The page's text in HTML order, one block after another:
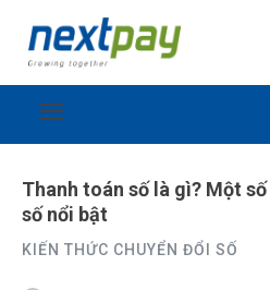
Thanh toán số là gì? Một
số nổi bật
KIẾN THỨC CHUYỂN ĐỔI SỐ